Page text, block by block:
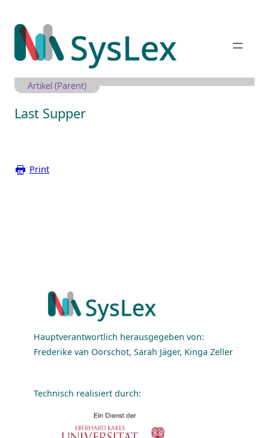
Inhalt
springen
Artikel (Parent)
Last Supper
Print
Hauptverantwortlich herausgegeben von:
Frederike van Oorschot, Sarah Jäger, Kinga Zeller
Technisch realisiert durch: